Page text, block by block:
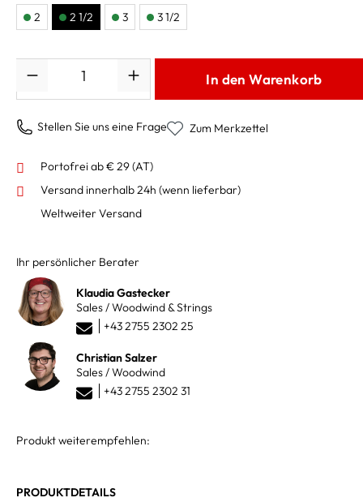
2 2 1/2 3 3 1/2
In den Warenkorb
Stellen Sie uns eine Frage Zum Merkzettel
Portofrei ab € 29 (AT)
Versand innerhalb 24h (wenn lieferbar)
Weltweiter Versand
Ihr persönlicher Berater
Klaudia Gastecker
Sales / Woodwind & Strings
+43 2755 2302 25
Christian Salzer
Sales / Woodwind
+43 2755 2302 31
Produkt weiterempfehlen:
PRODUKTDETAILS